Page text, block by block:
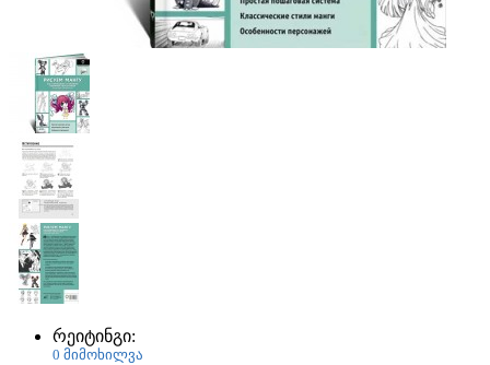
რეიტინგი:
0 მიმოხილვა